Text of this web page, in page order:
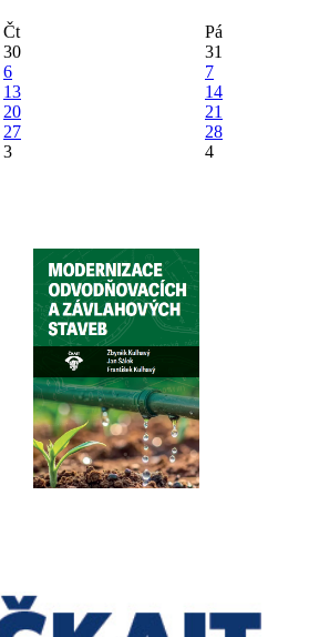
Čt Pá
30 31
6 7
13 14
20 21
27 28
3 4